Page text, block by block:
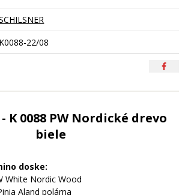
K0088-22/08
K 0088 PW Nordické drevo
biele
doske:
White Nordic Wood
Aland polárna